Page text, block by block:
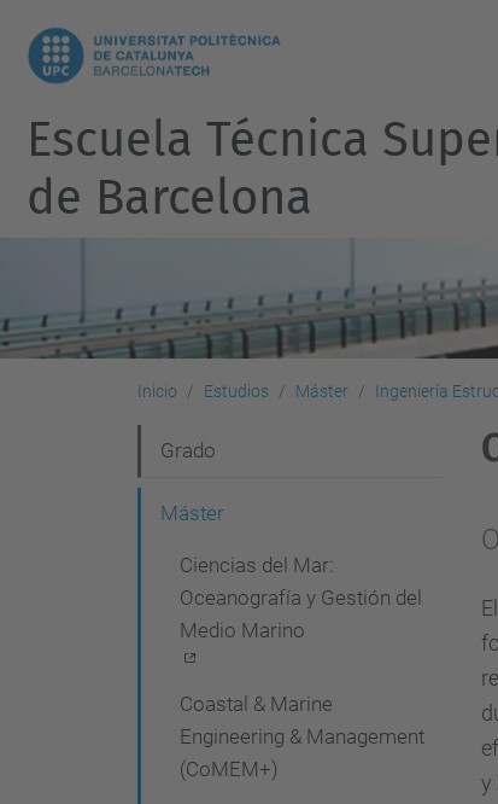
Escuela Técnica
de Barcelona
Inicio Estudios Máster Ingeniería
El
y
a
Grado
Máster
Ciencias del Mar:
Oceanografía y Gestión del
Medio Marino
Coastal & Marine
Engineering & Management
(CoMEM+)